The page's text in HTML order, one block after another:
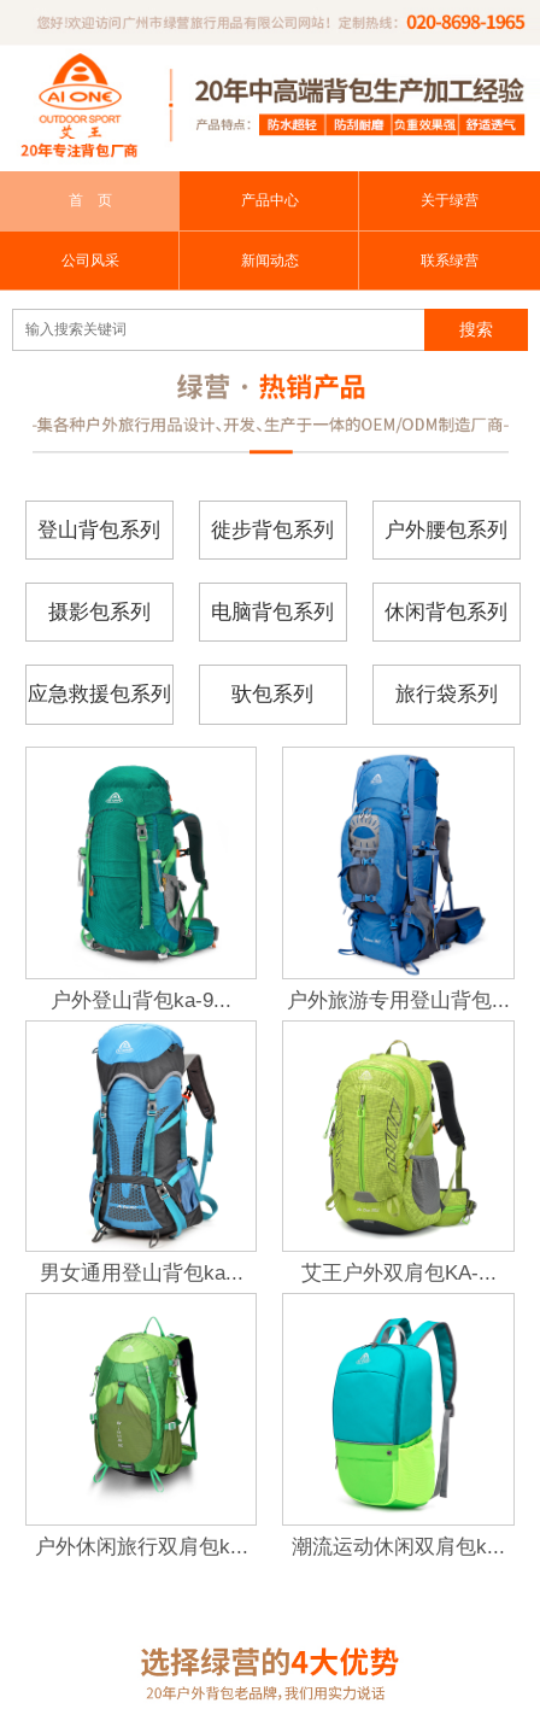
首 页 产品中心 关于绿营
公司风采 新闻动态 联系绿营
登山背包系列 徙步背包系列 户外腰包系列
摄影包系列 电脑背包系列 休闲背包系列
应急救援包系列 驮包系列 旅行袋系列
户外登山背包ka-9... 户外旅游专用登山背包...
男女通用登山背包ka... 艾王户外双肩包KA-...
户外休闲旅行双肩包k... 潮流运动休闲双肩包k...